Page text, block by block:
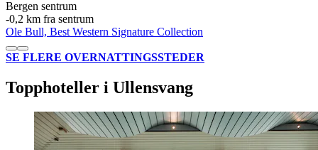
Bergen sentrum
‐0,2 km fra sentrum
Ole Bull, Best Western Signature Collection
SE FLERE OVERNATTINGSSTEDER
Topphoteller i Ullensvang